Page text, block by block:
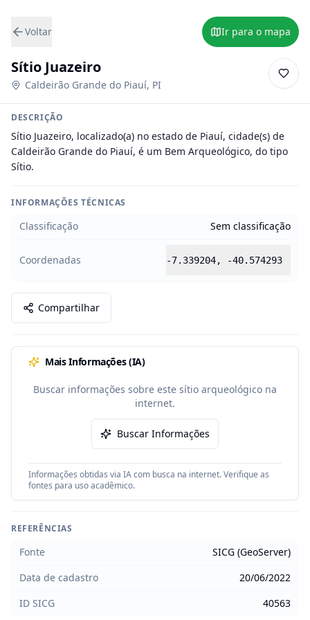
Voltar Ir para o mapa
Sítio Juazeiro
Caldeirão Grande do Piauí, PI
DESCRIÇÃO
Sítio Juazeiro, localizado(a) no estado de Piauí, cidade(s) de
Caldeirão Grande do Piauí, é um Bem Arqueológico, do tipo
Sítio.
INFORMAÇÕES TÉCNICAS
Classificação Sem classificação
Coordenadas -7.339204, -40.574293
Compartilhar
Mais Informações (IA)
Buscar informações sobre este sítio arqueológico na
internet.
Buscar Informações
Informações obtidas via IA com busca na internet. Verifique as
fontes para uso acadêmico.
REFERÊNCIAS
Fonte
SICG (GeoServer)
Data de cadastro
20/06/2022
ID SICG
40563